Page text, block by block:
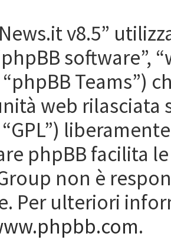
v8.5”
software”,
“phpBB Teams”)
web rilasciata
phpBB facilita
non è
Per ulteriori
.